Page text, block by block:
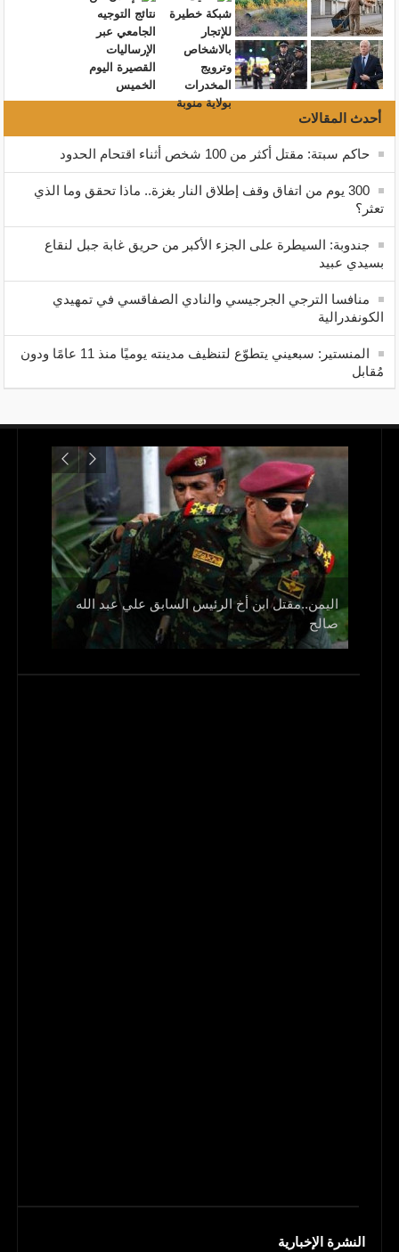
أحدث المقالات
حاكم سبتة: مقتل أكثر من 100 شخص أثناء اقتحام الحدود
300 يوم من اتفاق وقف إطلاق النار بغزة.. ماذا تحقق وما الذي
تعثر؟
جندوبة: السيطرة على الجزء الأكبر من حريق غابة جبل لنقاع
بسيدي عبيد
منافسا الترجي الجرجيسي والنادي الصفاقسي في تمهيدي
الكونفدرالية
المنستير: سبعيني يتطوّع لتنظيف مدينته يوميًا منذ 11 عامًا ودون
مُقابل
اليمن..مقتل ابن أخ الرئيس السابق علي عبد الله
صالح
النشرة الإخبارية